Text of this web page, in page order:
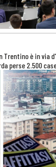
è in via
perse 2.500